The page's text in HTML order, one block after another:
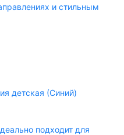
и стильным
детская (Синий)
подходит для